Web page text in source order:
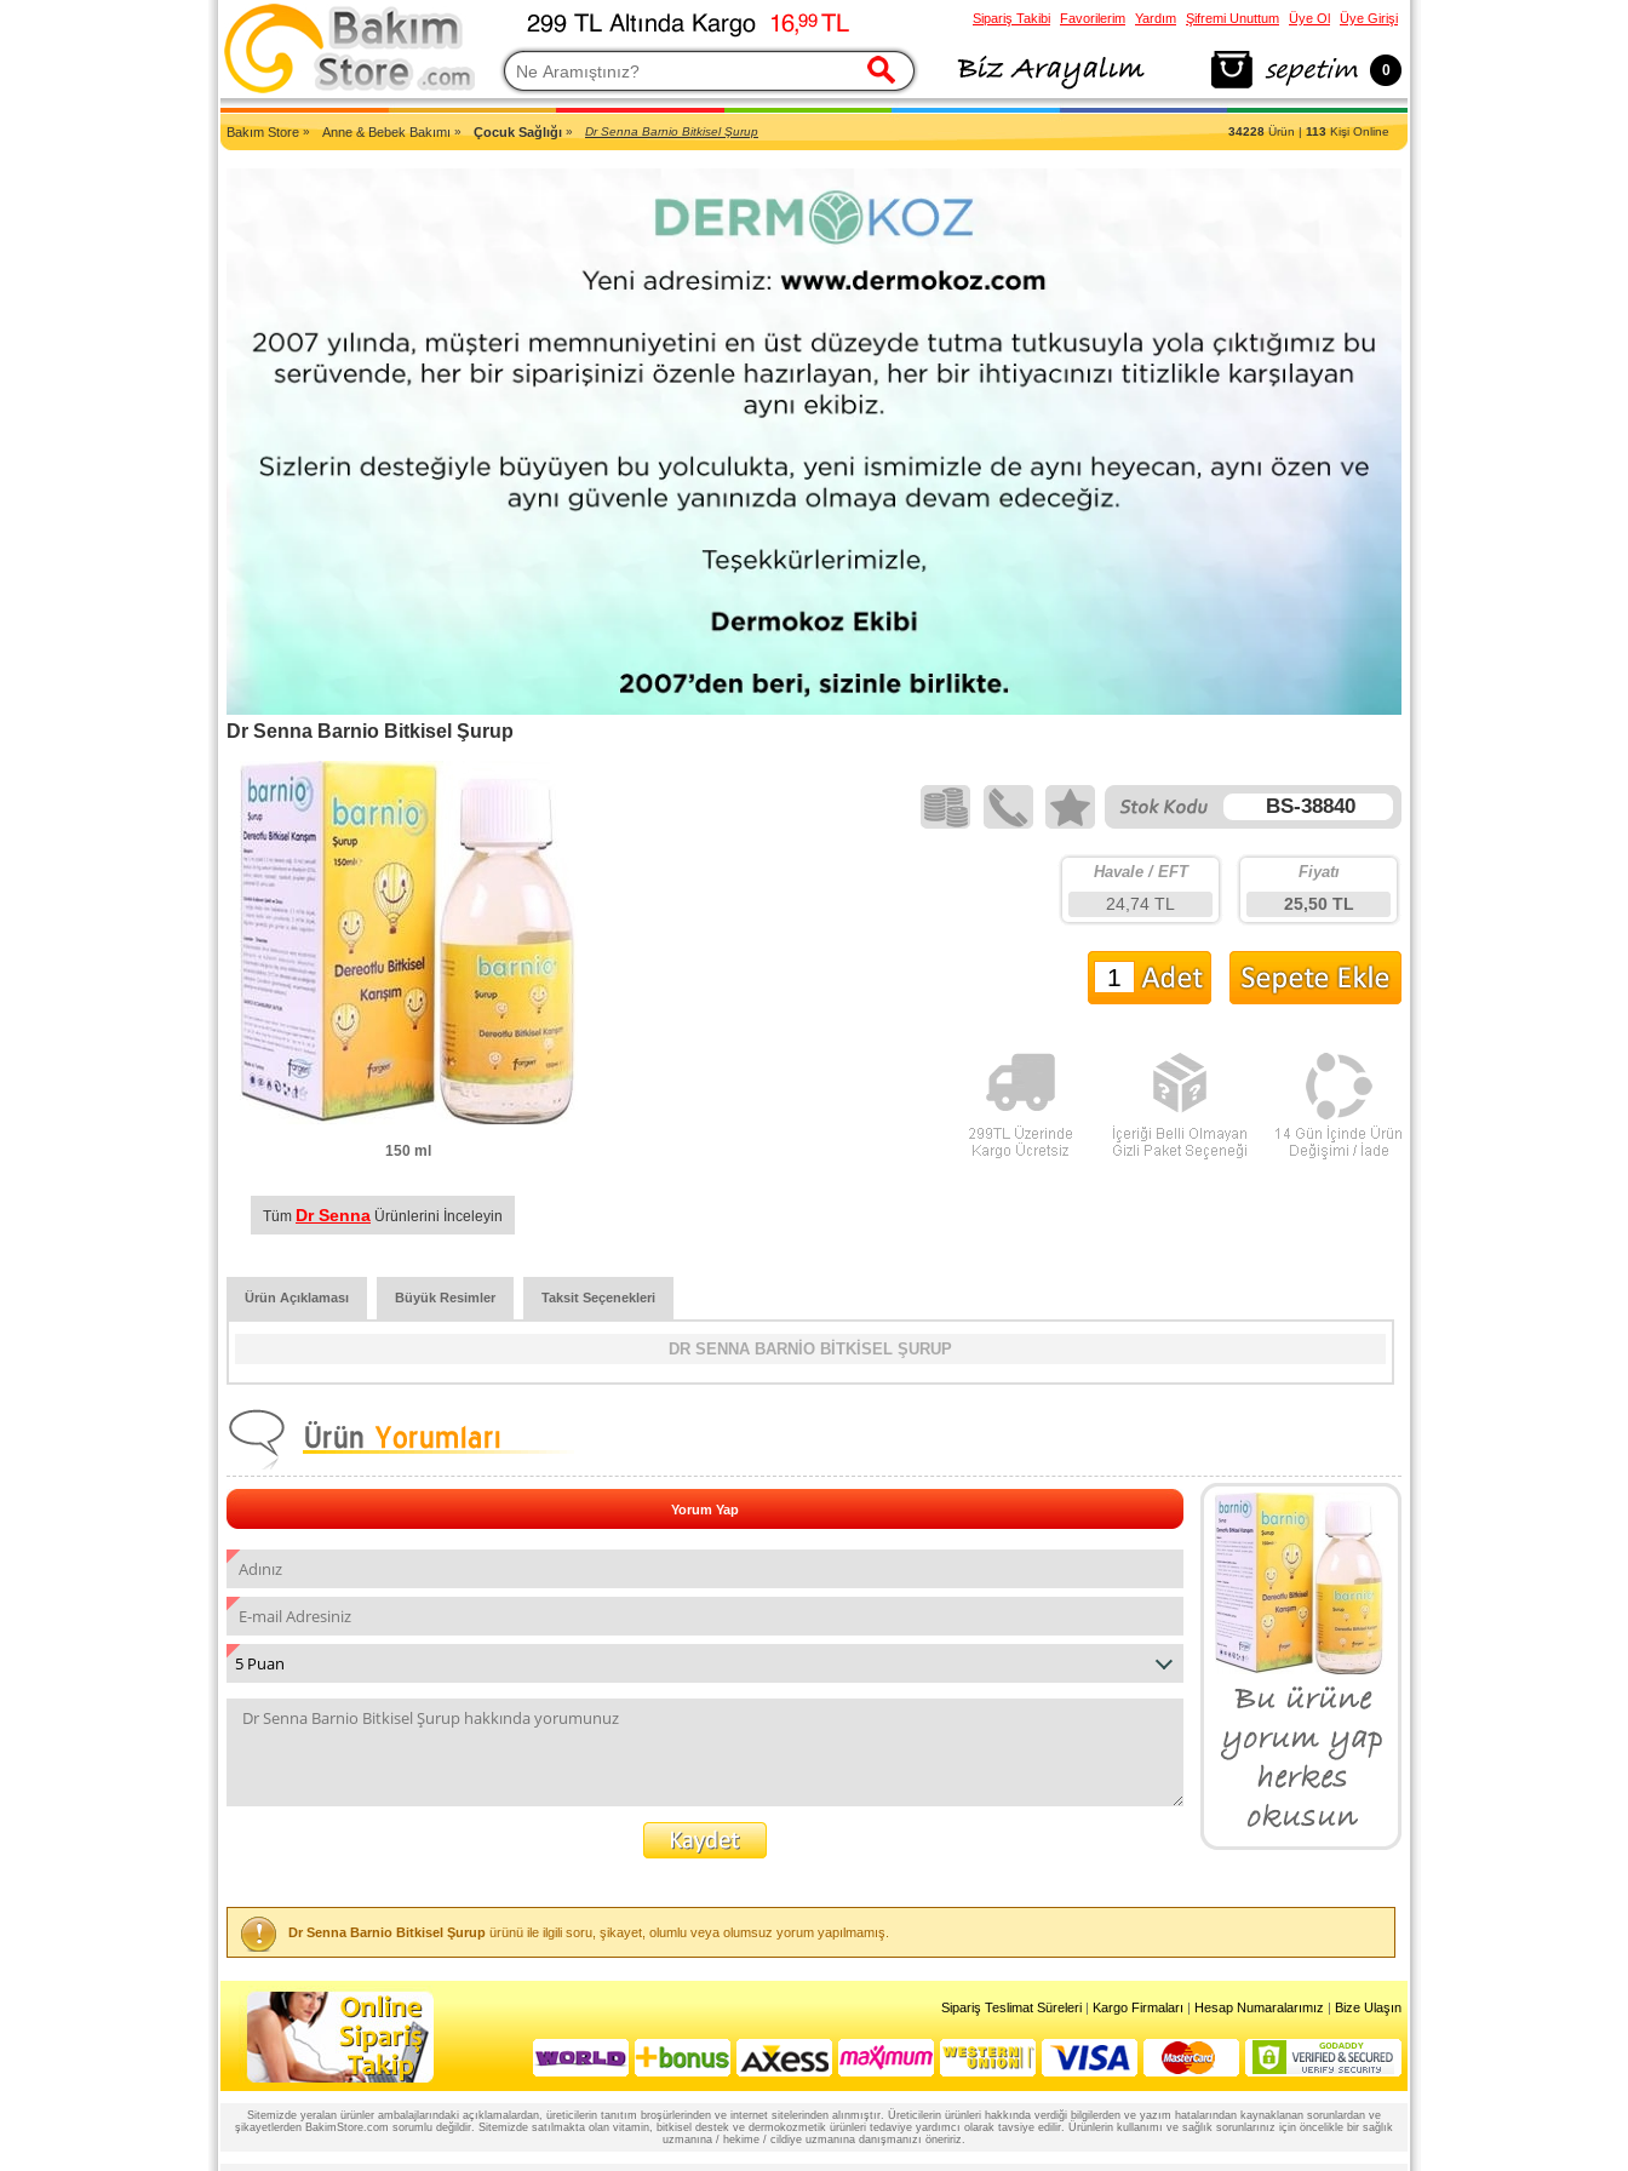
2007'den Beri Türkiye'nin En Güncel Bakım Ürünleri Eczane Sitesi
Bakım Store» Anne & Bebek Bakımı » Çocuk Sağlığı » Dr Senna Barnio Bitkisel Şurup 34228Ürün |113Kişi Online
Dr Senna Barnio Bitkisel Şurup
150 ml
BS-38840
Fiyatı
25,50 TL
Havale / EFT
24,74 TL
Tüm Dr Senna Ürünlerini İnceleyin
Ürün Açıklaması Büyük Resimler Taksit Seçenekleri
DR SENNA BARNİO BİTKİSEL ŞURUP
Yorum Yap
Dr Senna Barnio Bitkisel Şurup ürünü ile ilgili soru, şikayet, olumlu veya olumsuz yorum yapılmamış.
Sipariş Teslimat Süreleri | Kargo Firmaları | Hesap Numaralarımız | Bize Ulaşın
Sitemizde yeralan ürünler ambalajlarındaki açıklamalardan, üreticilerin tanıtım broşürlerinden ve internet sitelerinden alınmıştır. Üreticilerin ürünleri hakkında verdiği bilgilerden ve yazım hatalarından kaynaklanan sorunlardan ve
şikayetlerden BakimStore.com sorumlu değildir. Sitemizde satılmakta olan vitamin, bitkisel destek ve dermokozmetik ürünleri tedaviye yardımcı olarak tavsiye edilir. Ürünlerin kullanımı ve sağlık sorunlarınız için öncelikle bir sağlık
uzmanına / hekime / cildiye uzmanına danışmanızı öneririz.
Sipariş Takibi Favorilerim Yardım Şifremi Unuttum Üye Ol Üye Girişi
0